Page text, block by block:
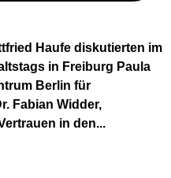
Haufe diskutierten im
in Freiburg Paula
Berlin für
Fabian Widder,
in den...